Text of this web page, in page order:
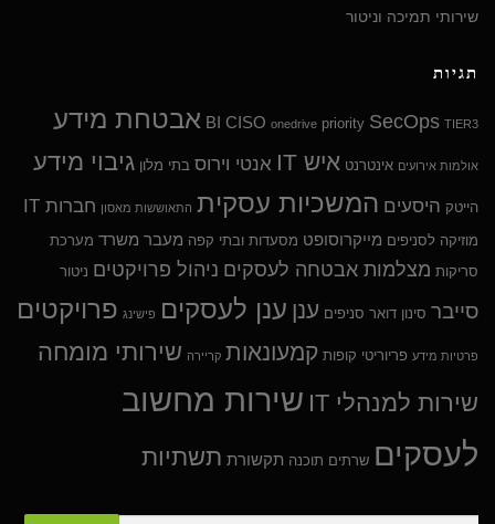
שירותי תמיכה וניטור
תגיות
BI CISO onedrive priority SecOps TIER3 אבטחת מידע
אולמות אירועים אינטרנט איש IT אנטי וירוס בתי מלון גיבוי מידע
הייטק היסעים המשכיות עסקית התאוששות מאסון חברות IT
מוזיקה לסניפים מייקרוסופט מסעדות ובתי קפה מעבר משרד מערכת
סריקות מצלמות אבטחה לעסקים ניהול פרויקטים ניטור
סייבר סינון דואר סניפים ענן ענן לעסקים פישינג פרויקטים
פרטיות מידע פריוריטי קופות קמעונאות קריירה שירותי מומחה
שירות למנהלי IT
שירות מחשוב
לעסקים שרתים תוכנה תקשורת תשתיות